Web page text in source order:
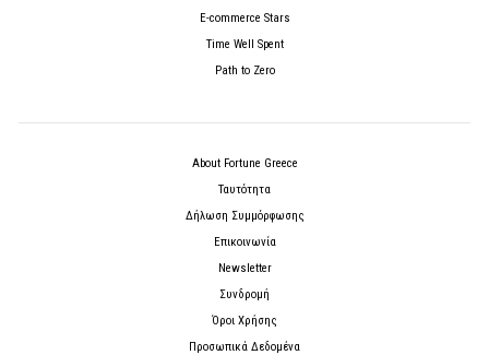
E-commerce Stars
Time Well Spent
Path to Zero
About Fortune Greece
Ταυτότητα
Δήλωση Συμμόρφωσης
Επικοινωνία
Newsletter
Συνδρομή
Όροι Χρήσης
Προσωπικά Δεδομένα